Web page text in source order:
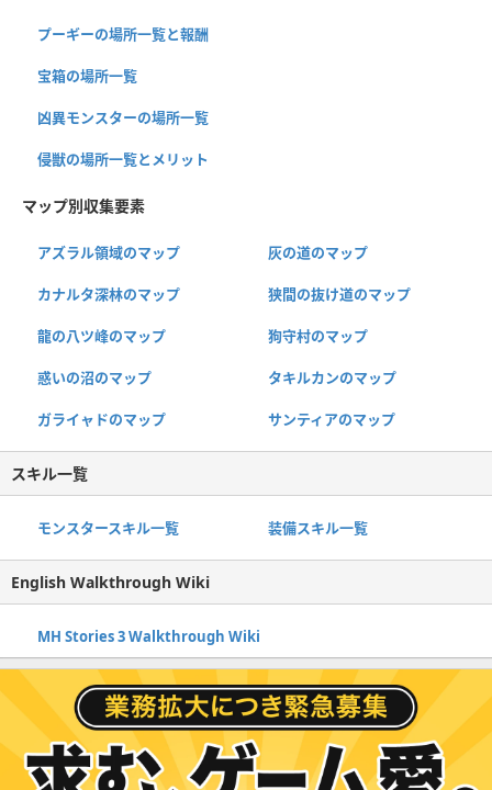
プーギーの場所一覧と報酬
宝箱の場所一覧
凶異モンスターの場所一覧
侵獣の場所一覧とメリット
マップ別収集要素
アズラル領域のマップ 灰の道のマップ
カナルタ深林のマップ 狭間の抜け道のマップ
龍の八ツ峰のマップ 狗守村のマップ
惑いの沼のマップ タキルカンのマップ
ガライャドのマップ サンティアのマップ
スキル一覧
モンスタースキル一覧 装備スキル一覧
English Walkthrough Wiki
MH Stories 3 Walkthrough Wiki